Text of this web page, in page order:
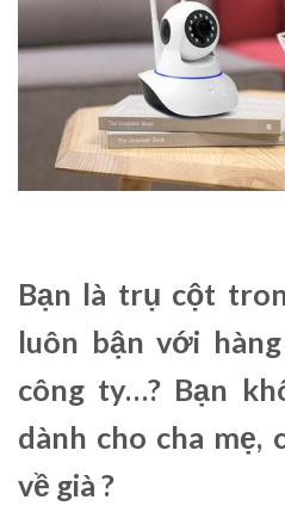
Bạn là trụ cột
luôn bận với
công ty…? Bạn
dành cho cha mẹ,
về già ?